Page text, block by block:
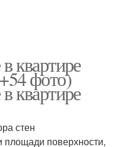
квартире
фото)
квартире
стен
площади поверхности,